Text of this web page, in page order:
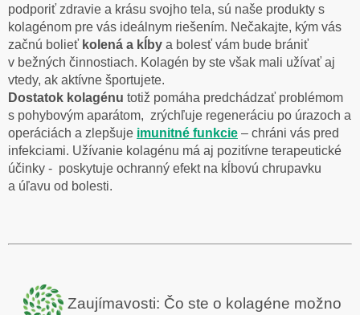
podporiť zdravie a krásu svojho tela, sú naše produkty s
kolagénom pre vás ideálnym riešením. Nečakajte, kým vás
začnú bolieť kolená a kĺby a bolesť vám bude brániť
v bežných činnostiach. Kolagén by ste však mali užívať aj
vtedy, ak aktívne športujete.
Dostatok kolagénu totiž pomáha predchádzať problémom
s pohybovým aparátom, zrýchľuje regeneráciu po úrazoch a
operáciách a zlepšuje imunitné funkcie – chráni vás pred
infekciami. Užívanie kolagénu má aj pozitívne terapeutické
účinky - poskytuje ochranný efekt na kĺbovú chrupavku
a úľavu od bolesti.
Zaujímavosti: Čo ste o kolagéne možno